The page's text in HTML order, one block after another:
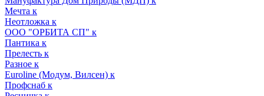
Мечта к
Неотложка к
ООО "ОРБИТА СП" к
Пантика к
Прелесть к
Разное к
Euroline (Модум, Вилсен) к
Профснаб к